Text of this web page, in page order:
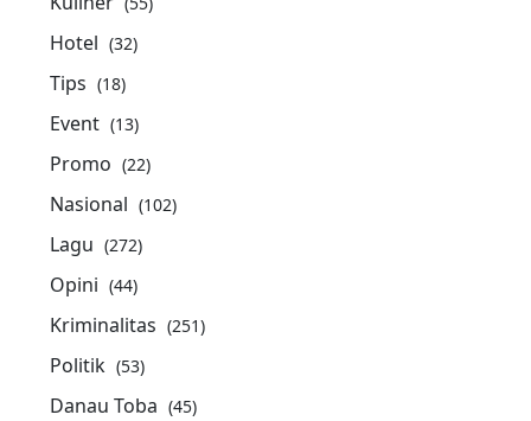
Hotel (32)
Tips (18)
Event (13)
Promo (22)
Nasional (102)
Lagu (272)
Opini (44)
Kriminalitas (251)
Politik (53)
Danau Toba (45)